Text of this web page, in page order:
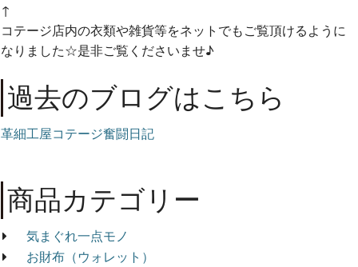
↑
コテージ店内の衣類や雑貨等をネットでもご覧頂けるように
なりました☆是非ご覧くださいませ♪
過去のブログはこちら
革細工屋コテージ奮闘日記
商品カテゴリー
気まぐれ一点モノ
お財布（ウォレット）